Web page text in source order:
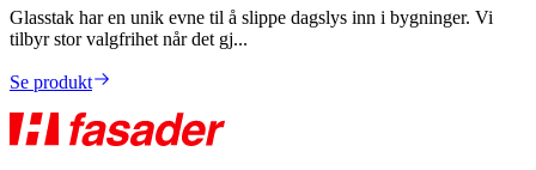
Glasstak har en unik evne til å slippe dagslys inn i bygninger. Vi
tilbyr stor valgfrihet når det gj...
Se produkt